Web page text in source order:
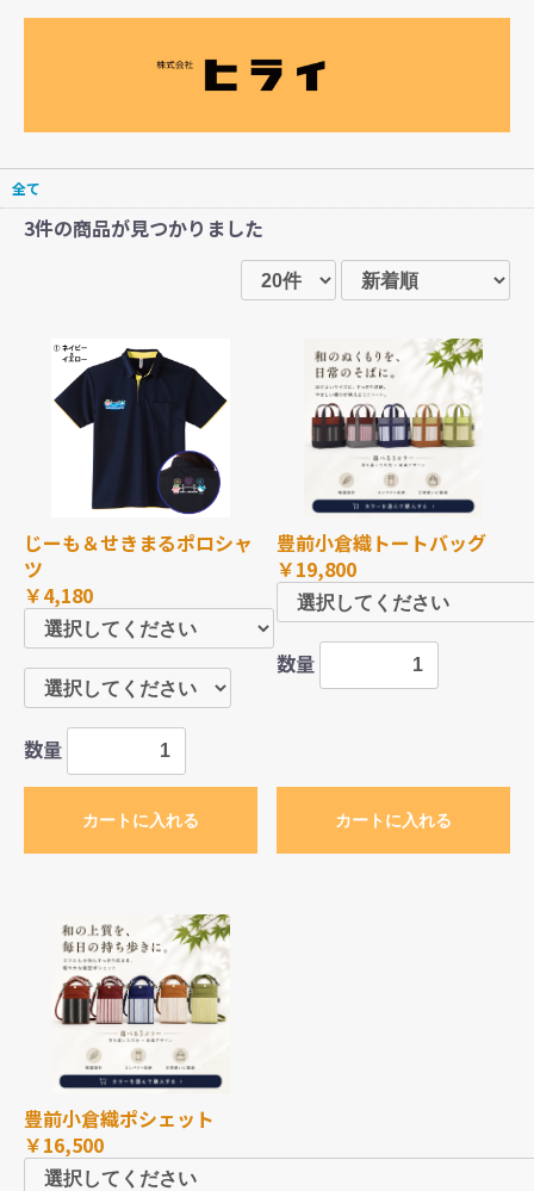
全て
3件の商品が見つかりました
じーも＆せきまるポロシャ
ツ
￥4,180
数量
カートに入れる
豊前小倉織トートバッグ
￥19,800
数量
カートに入れる
豊前小倉織ポシェット
￥16,500